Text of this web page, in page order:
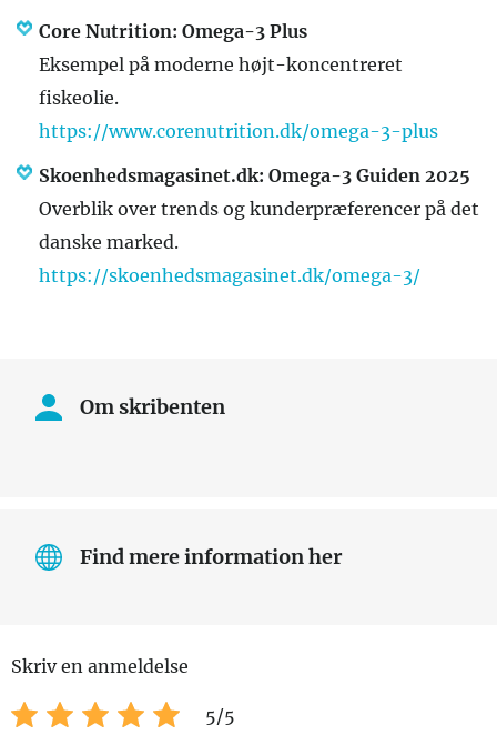
Core Nutrition: Omega-3 Plus
Eksempel på moderne højt-koncentreret
fiskeolie.
https://www.corenutrition.dk/omega-3-plus
Skoenhedsmagasinet.dk: Omega-3 Guiden 2025
Overblik over trends og kunderpræferencer på det
danske marked.
https://skoenhedsmagasinet.dk/omega-3/
Om skribenten
Find mere information her
Skriv en anmeldelse
5/5